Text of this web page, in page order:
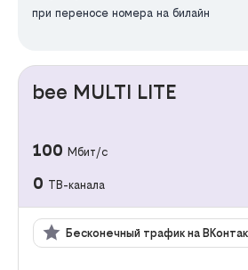
при переносе номера на билайн
bee MULTI LITE
100 Мбит/с
0 ТВ-канала
Бесконечный трафик на